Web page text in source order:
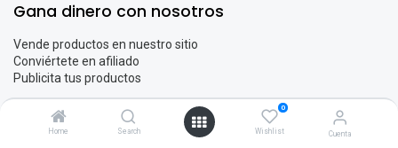
Home Search
0
Wishlist Cuenta
Gana dinero con nosotros
Vende productos en nuestro sitio
Conviértete en afiliado
Publicita tus productos
Conéctate con nosotros